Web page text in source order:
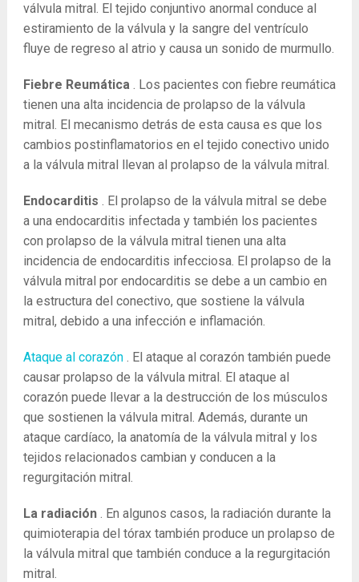
válvula mitral. El tejido conjuntivo anormal conduce al
estiramiento de la válvula y la sangre del ventrículo
fluye de regreso al atrio y causa un sonido de murmullo.
Fiebre Reumática. Los pacientes con fiebre reumática
tienen una alta incidencia de prolapso de la válvula
mitral. El mecanismo detrás de esta causa es que los
cambios postinflamatorios en el tejido conectivo unido
a la válvula mitral llevan al prolapso de la válvula mitral.
Endocarditis . El prolapso de la válvula mitral se debe
a una endocarditis infectada y también los pacientes
con prolapso de la válvula mitral tienen una alta
incidencia de endocarditis infecciosa. El prolapso de la
válvula mitral por endocarditis se debe a un cambio en
la estructura del conectivo, que sostiene la válvula
mitral, debido a una infección e inflamación.
Ataque al corazón. El ataque al corazón también puede
causar prolapso de la válvula mitral. El ataque al
corazón puede llevar a la destrucción de los músculos
que sostienen la válvula mitral. Además, durante un
ataque cardíaco, la anatomía de la válvula mitral y los
tejidos relacionados cambian y conducen a la
regurgitación mitral.
La radiación. En algunos casos, la radiación durante la
quimioterapia del tórax también produce un prolapso de
la válvula mitral que también conduce a la regurgitación
mitral.